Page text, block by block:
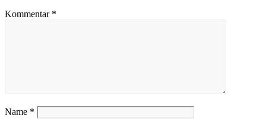
Kommentar *
Name *